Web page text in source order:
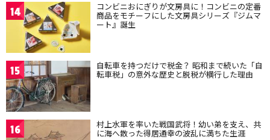
14 コンビニおにぎりが文房具に！コンビニの定番
商品をモチーフにした文房具シリーズ『ジムマ
ート』誕生
15 自転車を持つだけで税金？ 昭和まで続いた「自
転車税」の意外な歴史と脱税が横行した理由
16 村上水軍を率いた戦国武将！幼い弟を支え、共
に海へ散った得居通幸の波乱に満ちた生涯